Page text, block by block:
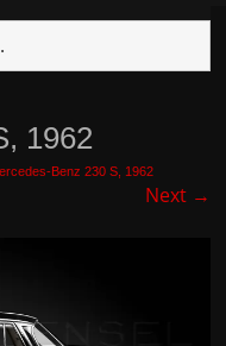
1962
Benz 230 S, 1962
Next →